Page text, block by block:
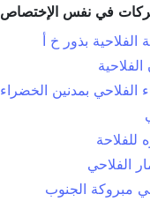
في نفس الإختصاص
الفلاحية بذور خ أ
الفلاحي بمدنين الخضراء
للفلاحة
الفلاحي
مبروكة الجنوب